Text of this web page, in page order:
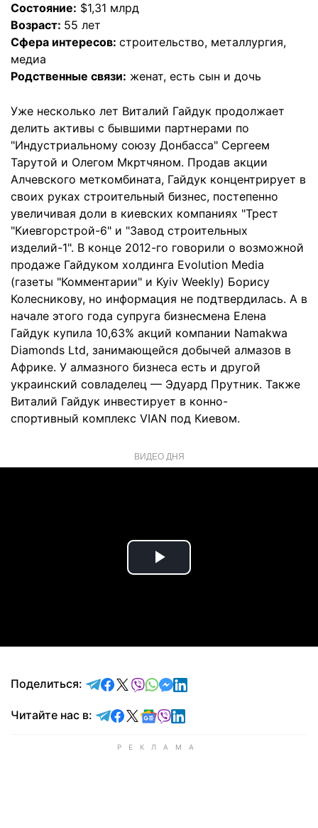
Состояние: $1,31 млрд
Возраст: 55 лет
Сфера интересов: строительство, металлургия,
медиа
Родственные связи: женат, есть сын и дочь
Уже несколько лет Виталий Гайдук продолжает
делить активы с бывшими партнерами по
"Индустриальному союзу Донбасса" Сергеем
Тарутой и Олегом Мкртчяном. Продав акции
Алчевского меткомбината, Гайдук концентрирует в
своих руках строительный бизнес, постепенно
увеличивая доли в киевских компаниях "Трест
"Киевгорстрой-6" и "Завод строительных
изделий-1". В конце 2012-го говорили о возможной
продаже Гайдуком холдинга Evolution Media
(газеты "Комментарии" и Kyiv Weekly) Борису
Колесникову, но информация не подтвердилась. А в
начале этого года супруга бизнесмена Елена
Гайдук купила 10,63% акций компании Namakwa
Diamonds Ltd, занимающейся добычей алмазов в
Африке. У алмазного бизнеса есть и другой
украинский совладелец — Эдуард Прутник. Также
Виталий Гайдук инвестирует в конно-
спортивный комплекс VIAN под Киевом.
ВИДЕО ДНЯ
Play
Поделиться: отправить в Telegram
поделиться в Facebook
поделиться в X
отправить в Viber
отправить в Whatsapp
отправить в Messenger
отправить в LinkedIn
Читайте нас в: Читайте в Telegram
Читайте в Facebook
Читайте в X
Читайте в Google news
Читайте в Viber
Читайте в LinkedIn